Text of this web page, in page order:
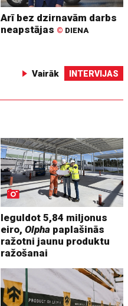
Arī bez dzirnavām darbs
neapstājas © DIENA
Vairāk INTERVIJAS
Ieguldot 5,84 miljonus
eiro,Olpha paplašinās
ražotni jaunu produktu
ražošanai